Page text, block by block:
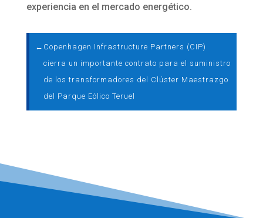
experiencia en el mercado energético.
← Copenhagen Infrastructure Partners (CIP)
cierra un importante contrato para el suministro
de los transformadores del Clúster Maestrazgo
del Parque Eólico Teruel